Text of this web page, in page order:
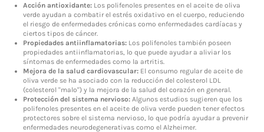
Acción antioxidante: Los polifenoles presentes en el aceite de oliva
verde ayudan a combatir el estrés oxidativo en el cuerpo, reduciendo
el riesgo de enfermedades crónicas como enfermedades cardíacas y
ciertos tipos de cáncer.
Propiedades antiinflamatorias: Los polifenoles también poseen
propiedades antiinflamatorias, lo que puede ayudar a aliviar los
síntomas de enfermedades como la artritis.
Mejora de la salud cardiovascular: El consumo regular de aceite de
oliva verde se ha asociado con la reducción del colesterol LDL
(colesterol "malo") y la mejora de la salud del corazón en general.
Protección del sistema nervioso: Algunos estudios sugieren que los
polifenoles presentes en el aceite de oliva verde pueden tener efectos
protectores sobre el sistema nervioso, lo que podría ayudar a prevenir
enfermedades neurodegenerativas como el Alzheimer.